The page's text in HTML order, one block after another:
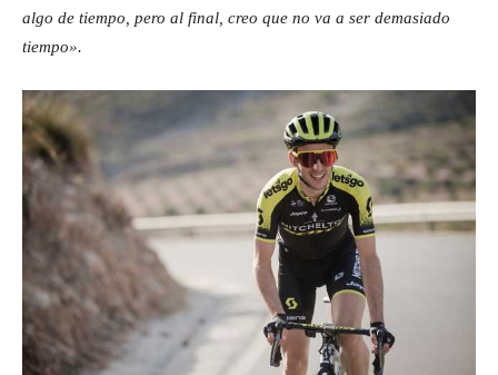
algo de tiempo, pero al final, creo que no va a ser demasiado
tiempo».